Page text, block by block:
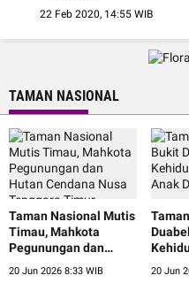
22 Feb 2020, 14:55 WIB
TAMAN NASIONAL
Taman Nasional Mutis
Timau, Mahkota
Pegunungan dan
Hutan Cendana Nusa
20 Jun 2026 8:33 WIB
Anak
20 Jun